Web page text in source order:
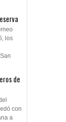
los
de
con
a